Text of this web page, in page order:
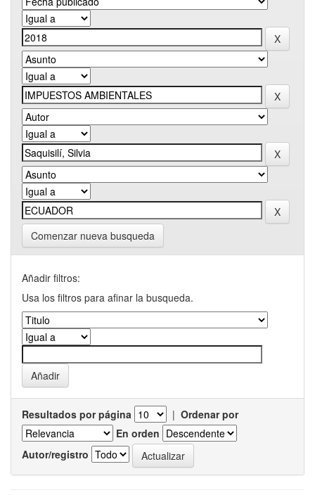
Comenzar nueva busqueda
Añadir filtros:
Usa los filtros para afinar la busqueda.
Resultados por página | Ordenar por
En orden
Autor/registro